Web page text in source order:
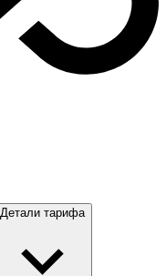
Детали тарифа